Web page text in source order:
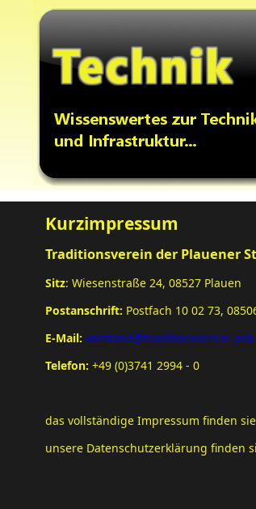
Kurzimpressum
Traditionsverein der Plauener
Sitz: Wiesenstraße 24, 08527 Plauen
Postanschrift: Postfach 10 02 73,
E-Mail: vorstand@traditionsverein-
Telefon: +49 (0)3741 2994 - 0
das vollständige Impressum finden
unsere Datenschutzerklärung finden